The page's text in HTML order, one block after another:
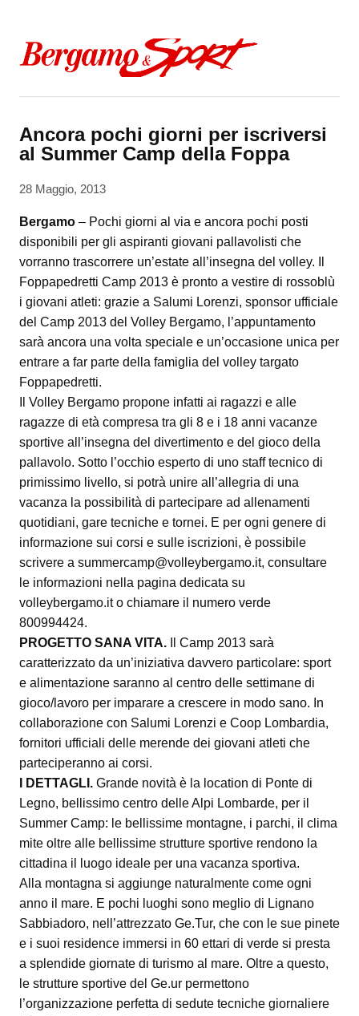
Ancora pochi giorni per iscriversi
al Summer Camp della Foppa
28 Maggio, 2013
Bergamo – Pochi giorni al via e ancora pochi posti
disponibili per gli aspiranti giovani pallavolisti che
vorranno trascorrere un’estate all’insegna del volley. Il
Foppapedretti Camp 2013 è pronto a vestire di rossoblù
i giovani atleti: grazie a Salumi Lorenzi, sponsor ufficiale
del Camp 2013 del Volley Bergamo, l’appuntamento
sarà ancora una volta speciale e un’occasione unica per
entrare a far parte della famiglia del volley targato
Foppapedretti.
Il Volley Bergamo propone infatti ai ragazzi e alle
ragazze di età compresa tra gli 8 e i 18 anni vacanze
sportive all’insegna del divertimento e del gioco della
pallavolo. Sotto l’occhio esperto di uno staff tecnico di
primissimo livello, si potrà unire all’allegria di una
vacanza la possibilità di partecipare ad allenamenti
quotidiani, gare tecniche e tornei. E per ogni genere di
informazione sui corsi e sulle iscrizioni, è possibile
scrivere a summercamp@volleybergamo.it, consultare
le informazioni nella pagina dedicata su
volleybergamo.it o chiamare il numero verde
800994424.
PROGETTO SANA VITA. Il Camp 2013 sarà
caratterizzato da un’iniziativa davvero particolare: sport
e alimentazione saranno al centro delle settimane di
gioco/lavoro per imparare a crescere in modo sano. In
collaborazione con Salumi Lorenzi e Coop Lombardia,
fornitori ufficiali delle merende dei giovani atleti che
parteciperanno ai corsi.
I DETTAGLI. Grande novità è la location di Ponte di
Legno, bellissimo centro delle Alpi Lombarde, per il
Summer Camp: le bellissime montagne, i parchi, il clima
mite oltre alle bellissime strutture sportive rendono la
cittadina il luogo ideale per una vacanza sportiva.
Alla montagna si aggiunge naturalmente come ogni
anno il mare. E pochi luoghi sono meglio di Lignano
Sabbiadoro, nell’attrezzato Ge.Tur, che con le sue pinete
e i suoi residence immersi in 60 ettari di verde si presta
a splendide giornate di turismo al mare. Oltre a questo,
le strutture sportive del Ge.ur permettono
l’organizzazione perfetta di sedute tecniche giornaliere